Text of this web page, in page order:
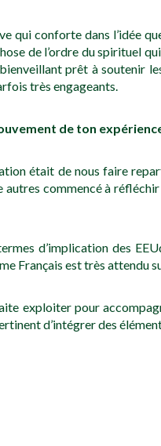
qui conforte dans l’idée
de l’ordre du spirituel
prêt à soutenir
très engageants.
de ton
était de nous faire
autres commencé à
d’implication des
Français est très attendu
exploiter pour
d’intégrer des